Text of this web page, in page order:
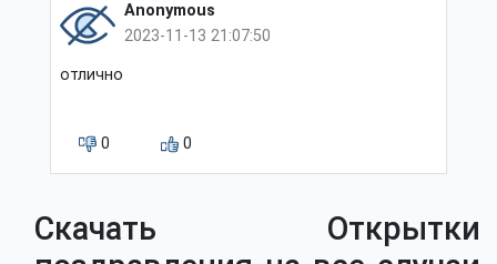
Anonymous
2023-11-13 21:07:50
отлично
0 0
Скачать Открытки